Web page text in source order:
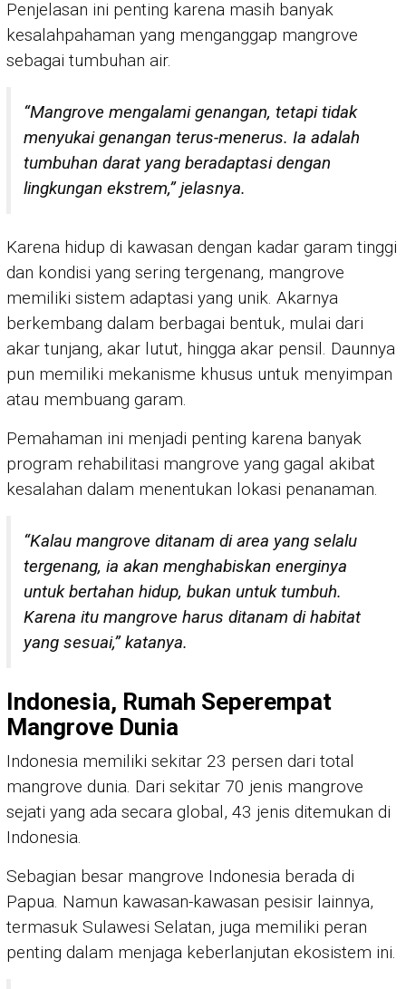
Penjelasan ini penting karena masih banyak
kesalahpahaman yang menganggap mangrove
sebagai tumbuhan air.
“Mangrove mengalami genangan, tetapi tidak
menyukai genangan terus-menerus. Ia adalah
tumbuhan darat yang beradaptasi dengan
lingkungan ekstrem,” jelasnya.
Karena hidup di kawasan dengan kadar garam tinggi
dan kondisi yang sering tergenang, mangrove
memiliki sistem adaptasi yang unik. Akarnya
berkembang dalam berbagai bentuk, mulai dari
akar tunjang, akar lutut, hingga akar pensil. Daunnya
pun memiliki mekanisme khusus untuk menyimpan
atau membuang garam.
Pemahaman ini menjadi penting karena banyak
program rehabilitasi mangrove yang gagal akibat
kesalahan dalam menentukan lokasi penanaman.
“Kalau mangrove ditanam di area yang selalu
tergenang, ia akan menghabiskan energinya
untuk bertahan hidup, bukan untuk tumbuh.
Karena itu mangrove harus ditanam di habitat
yang sesuai,” katanya.
Indonesia, Rumah Seperempat
Mangrove Dunia
Indonesia memiliki sekitar 23 persen dari total
mangrove dunia. Dari sekitar 70 jenis mangrove
sejati yang ada secara global, 43 jenis ditemukan di
Indonesia.
Sebagian besar mangrove Indonesia berada di
Papua. Namun kawasan-kawasan pesisir lainnya,
termasuk Sulawesi Selatan, juga memiliki peran
penting dalam menjaga keberlanjutan ekosistem ini.